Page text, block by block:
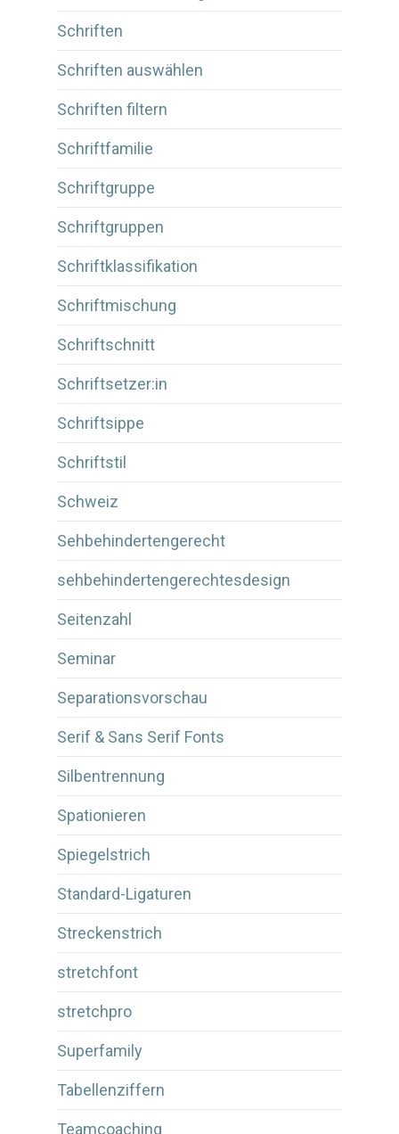
Schriften
Schriften auswählen
Schriften filtern
Schriftfamilie
Schriftgruppe
Schriftgruppen
Schriftklassifikation
Schriftmischung
Schriftschnitt
Schriftsetzer:in
Schriftsippe
Schriftstil
Schweiz
Sehbehindertengerecht
sehbehindertengerechtesdesign
Seitenzahl
Seminar
Separationsvorschau
Serif & Sans Serif Fonts
Silbentrennung
Spationieren
Spiegelstrich
Standard-Ligaturen
Streckenstrich
stretchfont
stretchpro
Superfamily
Tabellenziffern
Teamcoaching